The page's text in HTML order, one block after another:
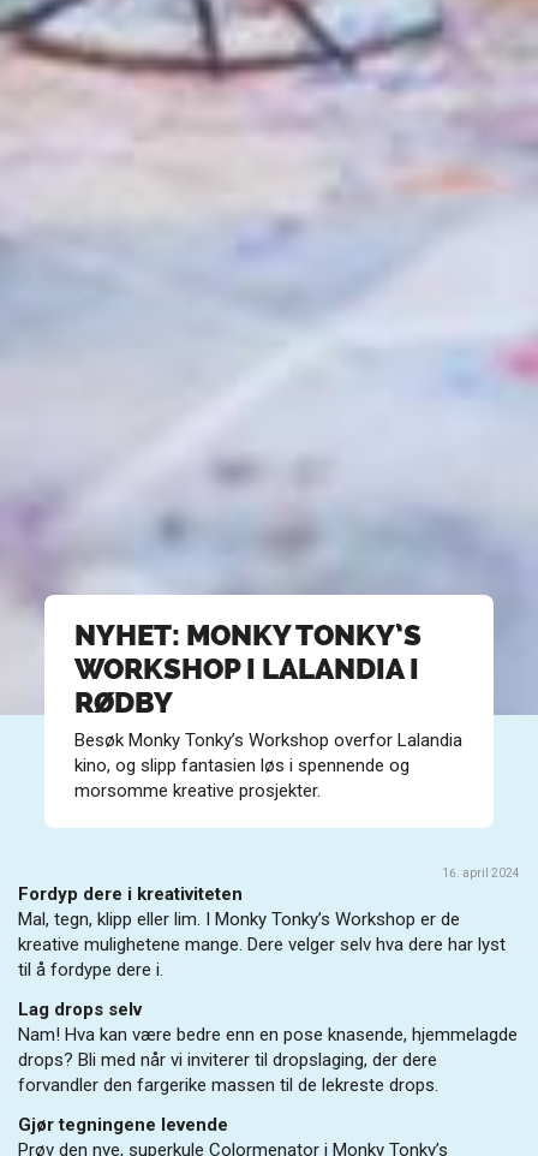
NYHET: MONKY TONKY’S
WORKSHOP I LALANDIA I
RØDBY
Besøk Monky Tonky’s Workshop overfor Lalandia
kino, og slipp fantasien løs i spennende og
morsomme kreative prosjekter.
16. april 2024
Fordyp dere i kreativiteten
Mal, tegn, klipp eller lim. I Monky Tonky’s Workshop er de
kreative mulighetene mange. Dere velger selv hva dere har lyst
til å fordype dere i.
Lag drops selv
Nam! Hva kan være bedre enn en pose knasende, hjemmelagde
drops? Bli med når vi inviterer til dropslaging, der dere
forvandler den fargerike massen til de lekreste drops.
Gjør tegningene levende
Prøv den nye, superkule Colormenator i Monky Tonky’s